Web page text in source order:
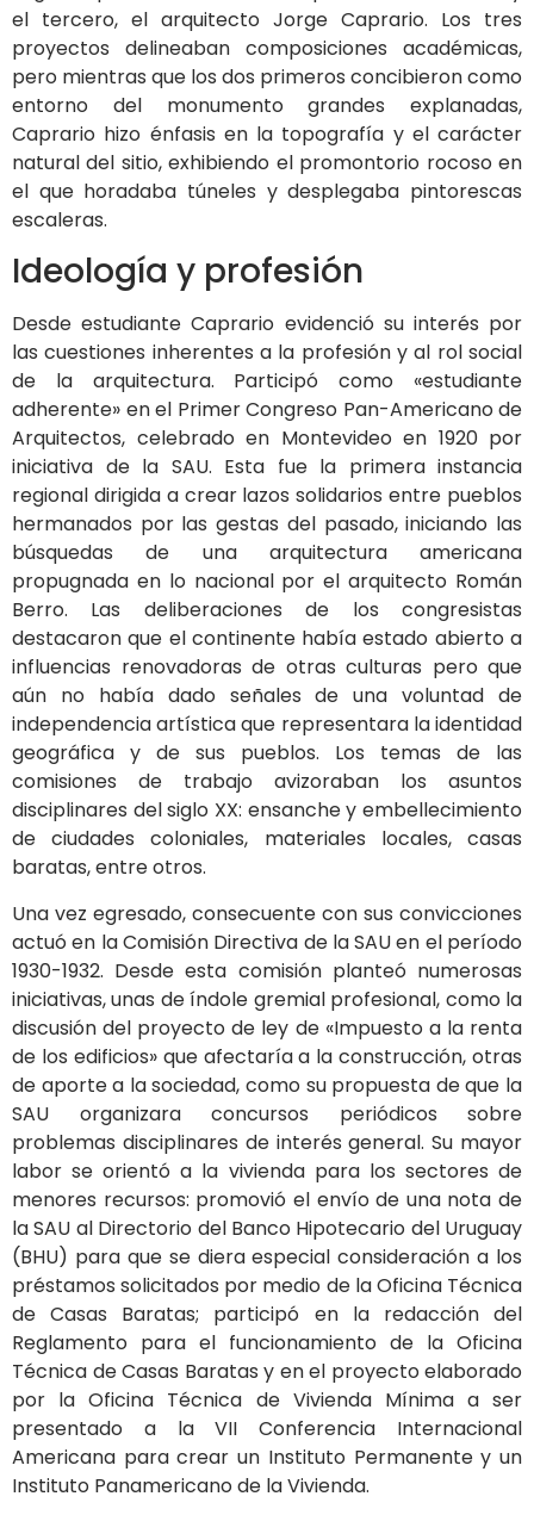
el tercero, el arquitecto Jorge Caprario. Los tres
proyectos delineaban composiciones académicas,
pero mientras que los dos primeros concibieron como
entorno del monumento grandes explanadas,
Caprario hizo énfasis en la topografía y el carácter
natural del sitio, exhibiendo el promontorio rocoso en
el que horadaba túneles y desplegaba pintorescas
escaleras.
Ideología y profesión
Desde estudiante Caprario evidenció su interés por
las cuestiones inherentes a la profesión y al rol social
de la arquitectura. Participó como «estudiante
adherente» en el Primer Congreso Pan-Americano de
Arquitectos, celebrado en Montevideo en 1920 por
iniciativa de la SAU. Esta fue la primera instancia
regional dirigida a crear lazos solidarios entre pueblos
hermanados por las gestas del pasado, iniciando las
búsquedas de una arquitectura americana
propugnada en lo nacional por el arquitecto Román
Berro. Las deliberaciones de los congresistas
destacaron que el continente había estado abierto a
influencias renovadoras de otras culturas pero que
aún no había dado señales de una voluntad de
independencia artística que representara la identidad
geográfica y de sus pueblos. Los temas de las
comisiones de trabajo avizoraban los asuntos
disciplinares del siglo XX: ensanche y embellecimiento
de ciudades coloniales, materiales locales, casas
baratas, entre otros.
Una vez egresado, consecuente con sus convicciones
actuó en la Comisión Directiva de la SAU en el período
1930-1932. Desde esta comisión planteó numerosas
iniciativas, unas de índole gremial profesional, como la
discusión del proyecto de ley de «Impuesto a la renta
de los edificios» que afectaría a la construcción, otras
de aporte a la sociedad, como su propuesta de que la
SAU organizara concursos periódicos sobre
problemas disciplinares de interés general. Su mayor
labor se orientó a la vivienda para los sectores de
menores recursos: promovió el envío de una nota de
la SAU al Directorio del Banco Hipotecario del Uruguay
(BHU) para que se diera especial consideración a los
préstamos solicitados por medio de la Oficina Técnica
de Casas Baratas; participó en la redacción del
Reglamento para el funcionamiento de la Oficina
Técnica de Casas Baratas y en el proyecto elaborado
por la Oficina Técnica de Vivienda Mínima a ser
presentado a la VII Conferencia Internacional
Americana para crear un Instituto Permanente y un
Instituto Panamericano de la Vivienda.